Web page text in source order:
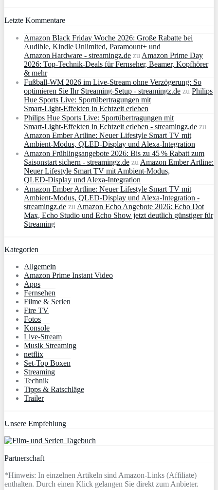
Letzte Kommentare
Amazon Black Friday Woche 2026: Große Rabatte bei
Audible, Kindle Unlimited, Paramount+ und
Amazon Hardware - streamingz.de zuAmazon Prime Day
2026: Top-Technik-Deals für Fernseher, Beamer, Kopfhörer
& mehr
Fußball-WM 2026 im Live-Stream ohne Verzögerung: So
optimieren Sie Ihr Streaming-Setup - streamingz.de zu Philips
Hue Sports Live: Sportübertragungen mit
Smart‑Light‑Effekten in Echtzeit erleben
Philips Hue Sports Live: Sportübertragungen mit
Smart‑Light‑Effekten in Echtzeit erleben - streamingz.de zu
Amazon Ember Artline: Neuer Lifestyle Smart TV mit
Ambient‑Modus, QLED‑Display und Alexa‑Integration
Amazon Frühlingsangebote 2026: Bis zu 45 % Rabatt zum
Saisonstart sichern - streamingz.de zuAmazon Ember Artline:
Neuer Lifestyle Smart TV mit Ambient‑Modus,
QLED‑Display und Alexa‑Integration
Amazon Ember Artline: Neuer Lifestyle Smart TV mit
Ambient‑Modus, QLED‑Display und Alexa‑Integration -
streamingz.de zuAmazon Echo Angebote 2026: Echo Dot
Max, Echo Studio und Echo Show jetzt deutlich günstiger für
Streaming
Kategorien
Allgemein
Amazon Prime Instant Video
Apps
Fernsehen
Filme & Serien
Fire TV
Fotos
Konsole
Live-Stream
Musik Streaming
netflix
Set-Top Boxen
Streaming
Technik
Tipps & Ratschläge
Trailer
Unsere Empfehlung
Partnerschaft
*Hinweis: In einzelnen Artikeln sind Amazon-Links (Affiliate)
enthalten. Durch einen Klick gelangen Sie direkt zum Anbieter.